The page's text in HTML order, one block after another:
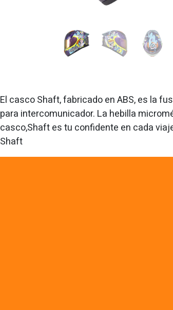
El casco Shaft, fabricado en ABS, es la
para intercomunicador. La hebilla
casco,Shaft es tu confidente en cada
Shaft